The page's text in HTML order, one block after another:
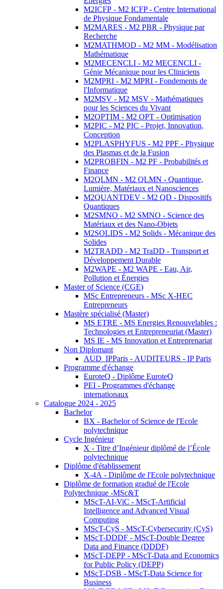
M2ICFP - M2 ICFP - Centre International
de Physique Fondamentale
M2MARES - M2 PBR - Physique par
Recherche
M2MATHMOD - M2 MM - Modélisation
Mathématique
M2MECENCLI - M2 MECENCLI -
Génie Mécanique pour les Cliniciens
M2MPRI - M2 MPRI - Fondements de
l'Informatique
M2MSV - M2 MSV - Mathématiques
pour les Sciences du Vivant
M2OPTIM - M2 OPT - Optimisation
M2PIC - M2 PIC - Projet, Innovation,
Conception
M2PLASPHYFUS - M2 PPF - Physique
des Plasmas et de la Fusion
M2PROBFIN - M2 PF - Probabilités et
Finance
M2QLMN - M2 QLMN - Quantique,
Lumière, Matériaux et Nanosciences
M2QUANTDEV - M2 QD - Dispositifs
Quantiques
M2SMNO - M2 SMNO - Science des
Matériaux et des Nano-Objets
M2SOLIDS - M2 Solids - Mécanique des
Solides
M2TRADD - M2 TraDD - Transport et
Développement Durable
M2WAPE - M2 WAPE - Eau, Air,
Pollution et Énergies
Master of Science (CGE)
MSc Entrepreneurs - MSc X-HEC
Entrepreneurs
Mastère spécialisé (Master)
MS ETRE - MS Energies Renouvelables :
Technologies et Entrepreneuriat (Master)
MS IE - MS Innovation et Entreprenariat
Non Diplomant
AUD_IPParis - AUDITEURS - IP Paris
Programme d'échange
EuroteQ - Diplôme EuroteQ
PEI - Programmes d'échange
internationaux
Catalogue 2024 - 2025
Bachelor
BX - Bachelor of Science de l'Ecole
polytechnique
Cycle Ingénieur
X - Titre d’Ingénieur diplômé de l’École
polytechnique
Diplôme d'établissement
X-4A - Diplôme de l'Ecole polytechnique
Diplôme de formation gradué de l'Ecole
Polytechnique -MSc&T
MScT-AI-ViC - MScT-Artificial
Intelligence and Advanced Visual
Computing
MScT-CyS - MScT-Cybersecurity (CyS)
MScT-DDDF - MScT-Double Degree
Data and Finance (DDDF)
MScT-DEPP - MScT-Data and Economics
for Public Policy (DEPP)
MScT-DSB - MScT-Data Science for
Business